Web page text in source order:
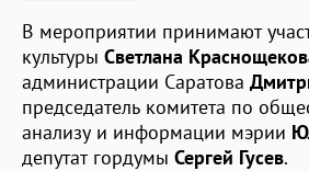
В мероприятии принимают
культуры Светлана
администрации Саратова
председатель комитета по
анализу и информации мэрии
депутат гордумы Сергей Гусев.